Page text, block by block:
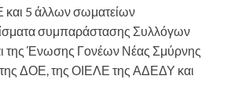
5 άλλων σωματείων
συμπαράστασης Συλλόγων
της Ένωσης Γονέων Νέας Σμύρνης
ΔΟΕ, της ΟΙΕΛΕ της ΑΔΕΔΥ και